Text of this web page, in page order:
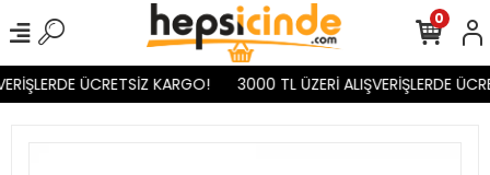
ÜCRETSİZ KARGO! 3000 TL ÜZERİ ALIŞVERİŞLERDE
0